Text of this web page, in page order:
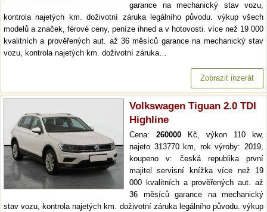
garance na mechanický stav vozu,
kontrola najetých km. doživotní záruka legálního původu. výkup všech
modelů a značek, férové ceny, peníze ihned a v hotovosti. více než 19 000
kvalitních a prověřených aut. až 36 měsíců garance na mechanický stav
vozu, kontrola najetých km. doživotní záruka…
Zobrazit inzerát
Volkswagen Tiguan 2.0 TDI
Highline
Cena: 260000 Kč, výkon 110 kw,
najeto 313770 km, rok výroby: 2019,
koupeno v: česká republika první
majitel servisní knížka více než 19
000 kvalitních a prověřených aut. až
36 měsíců garance na mechanický
stav vozu, kontrola najetých km. doživotní záruka legálního původu. výkup